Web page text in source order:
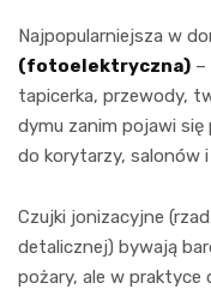
Najpopularniejsza w
(fotoelektryczna) –
tapicerka, przewody,
dymu zanim pojawi się
do korytarzy, salonów i
Czujki jonizacyjne
detalicznej) bywają
pożary, ale w